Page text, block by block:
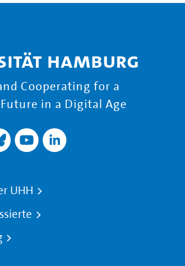
Hamburg
Cooperating for a
in a Digital Age
UHH